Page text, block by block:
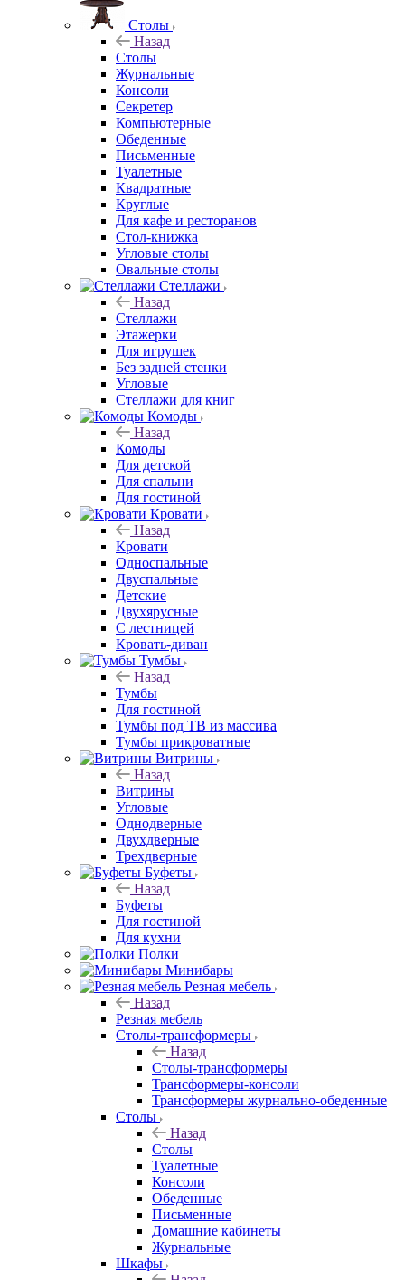
Столы
Назад
Столы
Журнальные
Консоли
Секретер
Компьютерные
Обеденные
Письменные
Туалетные
Квадратные
Круглые
Для кафе и ресторанов
Стол-книжка
Угловые столы
Овальные столы
Стеллажи
Назад
Стеллажи
Этажерки
Для игрушек
Без задней стенки
Угловые
Стеллажи для книг
Комоды
Назад
Комоды
Для детской
Для спальни
Для гостиной
Кровати
Назад
Кровати
Односпальные
Двуспальные
Детские
Двухярусные
С лестницей
Кровать-диван
Тумбы
Назад
Тумбы
Для гостиной
Тумбы под ТВ из массива
Тумбы прикроватные
Витрины
Назад
Витрины
Угловые
Однодверные
Двухдверные
Трехдверные
Буфеты
Назад
Буфеты
Для гостиной
Для кухни
Полки
Минибары
Резная мебель
Назад
Резная мебель
Столы-трансформеры
Назад
Столы-трансформеры
Трансформеры-консоли
Трансформеры журнально-обеденные
Столы
Назад
Столы
Туалетные
Консоли
Обеденные
Письменные
Домашние кабинеты
Журнальные
Шкафы